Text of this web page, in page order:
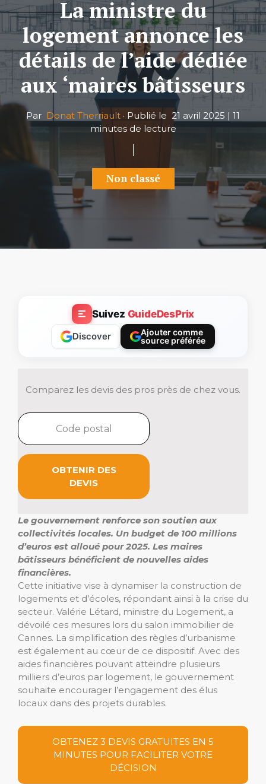
La ministre du
logement annonce les
détails de l’aide dédiée
aux ‘maires bâtisseurs
Par Donat Therriault · Publié le 21 avril 2025 | 11
minutes de lecture
Non classé
Suivez GuideDesPrix
Discover
Ajouter comme
source préférée
Comparez les devis des pros près de chez vous.
OBTENIR DES
DEVIS
Le gouvernement renforce son soutien aux
collectivités locales. Un budget de 100 millions
d’euros est alloué pour 2025. Les maires
bâtisseurs bénéficient de nouvelles aides
financières.
Cette initiative vise à dynamiser la construction de
logements et d’écoles, répondant ainsi à la crise du
secteur. Valérie Létard, ministre du Logement, a
dévoilé ces mesures lors du salon immobilier de
Cannes. La simplification des règles d’urbanisme
est également au cœur de ce dispositif. Avec des
aides financières pouvant atteindre plusieurs
milliers d’euros par logement, le gouvernement
souhaite encourager l’engagement des élus
locaux dans des projets durables.
OBTENEZ 3 DEVIS GRATUITES EN 5
MINUTES POUR FACILITER VOTRE
DÉCISION